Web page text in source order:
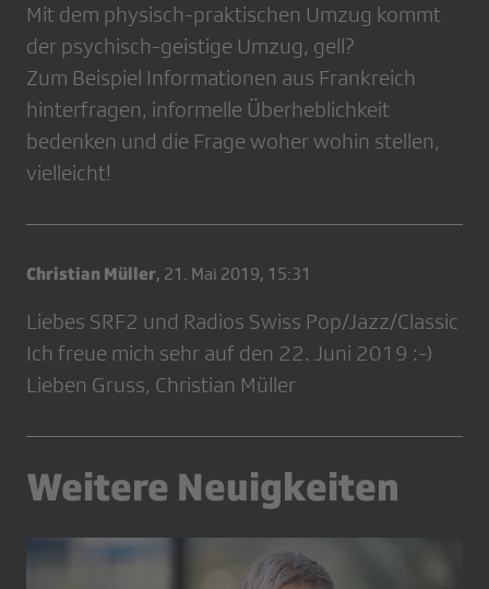
Mit dem physisch-praktischen Umzug kommt
der psychisch-geistige Umzug, gell?
Zum Beispiel Informationen aus Frankreich
hinterfragen, informelle Überheblichkeit
bedenken und die Frage woher wohin stellen,
vielleicht!
Christian Müller, 21. Mai 2019, 15:31
Liebes SRF2 und Radios Swiss Pop/Jazz/Classic
Ich freue mich sehr auf den 22. Juni 2019 :-)
Lieben Gruss, Christian Müller
Weitere Neuigkeiten